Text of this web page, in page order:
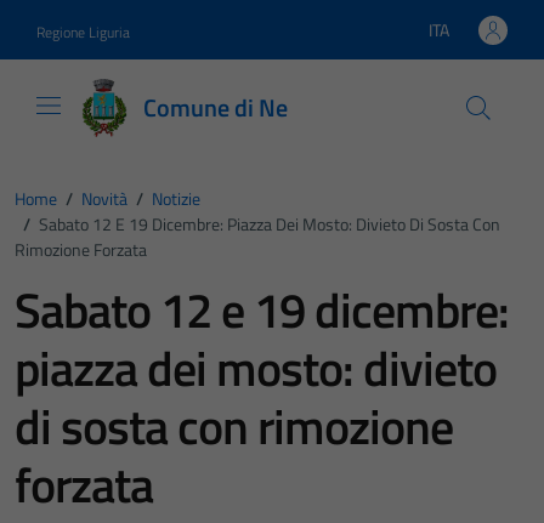
Regione Liguria Lingua attiva:
ITA
Comune di Ne
Home / Novità / Notizie
/ Sabato 12 E 19 Dicembre: Piazza Dei Mosto: Divieto Di Sosta Con
Rimozione Forzata
Sabato 12 e 19 dicembre:
piazza dei mosto: divieto
di sosta con rimozione
forzata